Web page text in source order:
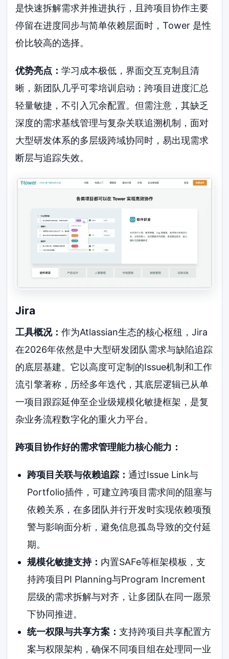
是快速拆解需求并推进执行，且跨项目协作主要
停留在进度同步与简单依赖层面时，Tower 是性
价比较高的选择。
优势亮点：学习成本极低，界面交互克制且清
晰，新团队几乎可零培训启动；跨项目进度汇总
轻量敏捷，不引入冗余配置。但需注意，其缺乏
深度的需求基线管理与复杂关联追溯机制，面对
大型研发体系的多层级跨域协同时，易出现需求
断层与追踪失效。
Jira
工具概况：作为Atlassian生态的核心枢纽，Jira
在2026年依然是中大型研发团队需求与缺陷追踪
的底层基建。它以高度可定制的Issue机制和工作
流引擎著称，历经多年迭代，其底层逻辑已从单
一项目跟踪延伸至企业级规模化敏捷框架，是复
杂业务流程数字化的重火力平台。
跨项目协作好的需求管理能力核心能力：
跨项目关联与依赖追踪： 通过Issue Link与
Portfolio插件，可建立跨项目需求间的阻塞与
依赖关系，在多团队并行开发时实现依赖项预
警与影响面分析，避免信息孤岛导致的交付延
期。
规模化敏捷支持： 内置SAFe等框架模板，支
持跨项目PI Planning与Program Increment
层级的需求拆解与对齐，让多团队在同一愿景
下协同推进。
统一权限与共享方案： 支持跨项目共享配置方
案与权限架构，确保不同项目组在处理同一业